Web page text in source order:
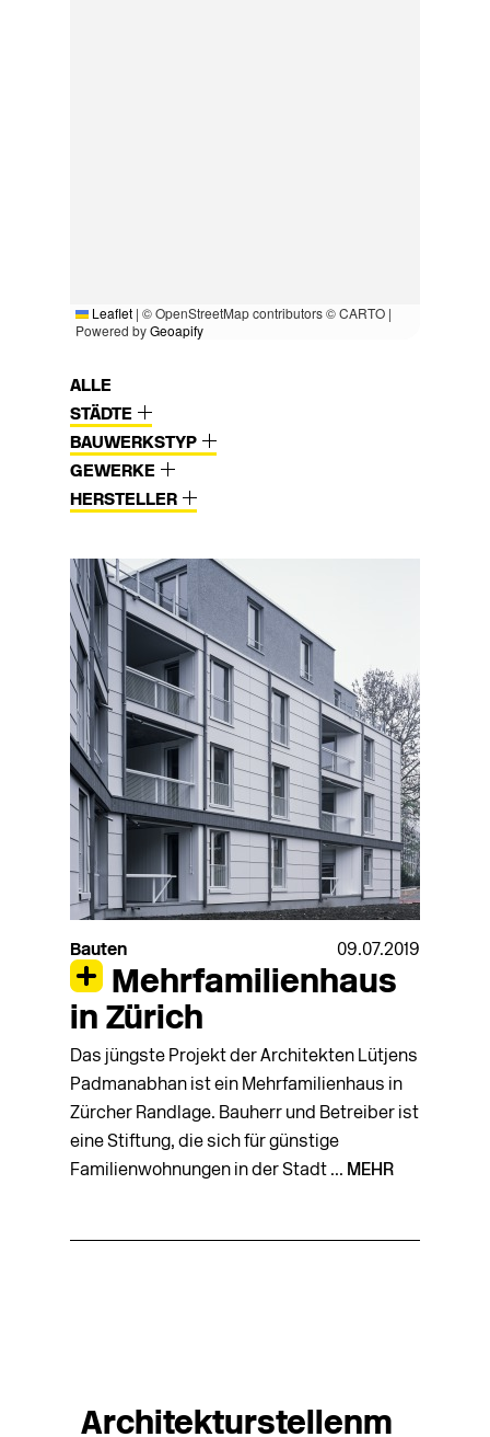
Leaflet | © OpenStreetMap contributors © CARTO |
Powered byGeoapify
ALLE
STÄDTE
BAUWERKSTYP
GEWERKE
HERSTELLER
Bauten 09.07.2019
Mehrfamilienhaus
in Zürich
Das jüngste Projekt der Architekten Lütjens
Padmanabhan ist ein Mehrfamilienhaus in
Zürcher Randlage. Bauherr und Betreiber ist
eine Stiftung, die sich für günstige
Familienwohnungen in der Stadt ... MEHR
Architekturstellenm